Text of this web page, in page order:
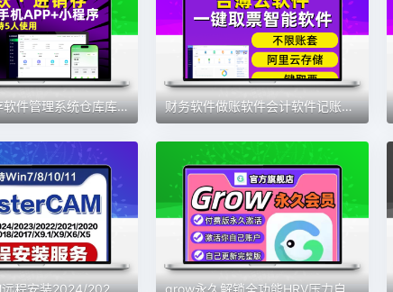
云erp进销存软件管理系统仓库库存管理系统送货单管理系统永久 财务软件做账软件会计软件记账软件财务系统会计神器新款财务软件
MasterCAM远程安装2024/2025/2023/2022/21/2017X9/X5/v9.1MC软件 grow永久解锁全功能HRV压力自测习惯健康好伙伴素材